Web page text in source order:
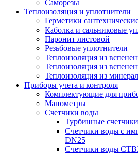
Саморезы
Теплоизоляция и уплотнители
Герметики
Каболка и сальниковые
Паронит листовой
Резьбовые уплотнители
Теплоизоляция из
Теплоизоляция из
Теплоизоляция из
Приборы учета и контроля
Комплектующие для
Манометры
Счетчики воды
Турбинные
Счетчики воды с
DN25
Счетчики воды